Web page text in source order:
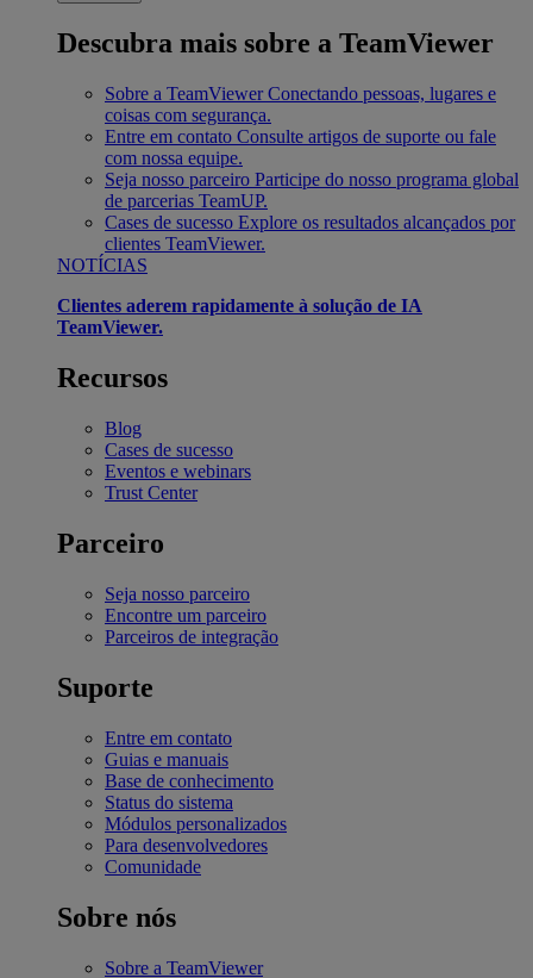
Descubra mais sobre a TeamViewer
Sobre a TeamViewer Conectando pessoas, lugares e
coisas com segurança.
Entre em contato Consulte artigos de suporte ou fale
com nossa equipe.
Seja nosso parceiro Participe do nosso programa global
de parcerias TeamUP.
Cases de sucesso Explore os resultados alcançados por
clientes TeamViewer.
NOTÍCIAS
Clientes aderem rapidamente à solução de IA
TeamViewer.
Recursos
Blog
Cases de sucesso
Eventos e webinars
Trust Center
Parceiro
Seja nosso parceiro
Encontre um parceiro
Parceiros de integração
Suporte
Entre em contato
Guias e manuais
Base de conhecimento
Status do sistema
Módulos personalizados
Para desenvolvedores
Comunidade
Sobre nós
Sobre a TeamViewer